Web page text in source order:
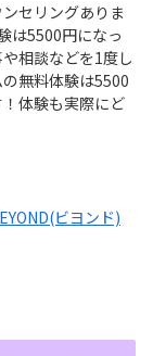
セリングありま
は5500円になっ
相談などを1度し
無料体験は5500
体験も実際にど
ビヨンド)